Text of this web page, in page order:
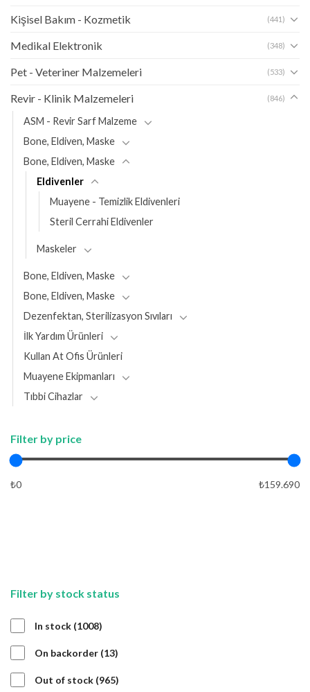
Kişisel Bakım - Kozmetik (441)
Medikal Elektronik (348)
Pet - Veteriner Malzemeleri (533)
Revir - Klinik Malzemeleri (846)
ASM - Revir Sarf Malzeme
Bone, Eldiven, Maske
Bone, Eldiven, Maske
Eldivenler
Muayene - Temizlik Eldivenleri
Steril Cerrahi Eldivenler
Maskeler
Bone, Eldiven, Maske
Bone, Eldiven, Maske
Dezenfektan, Sterilizasyon Sıvıları
İlk Yardım Ürünleri
Kullan At Ofis Ürünleri
Muayene Ekipmanları
Tıbbi Cihazlar
Filter by price
₺0 ₺159.690
Filter by stock status
In stock 10081008
On backorder 1313
Out of stock 965965